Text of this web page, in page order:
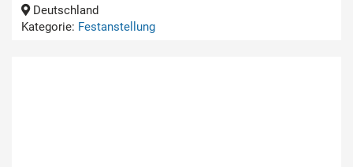
Deutschland
Kategorie: Festanstellung